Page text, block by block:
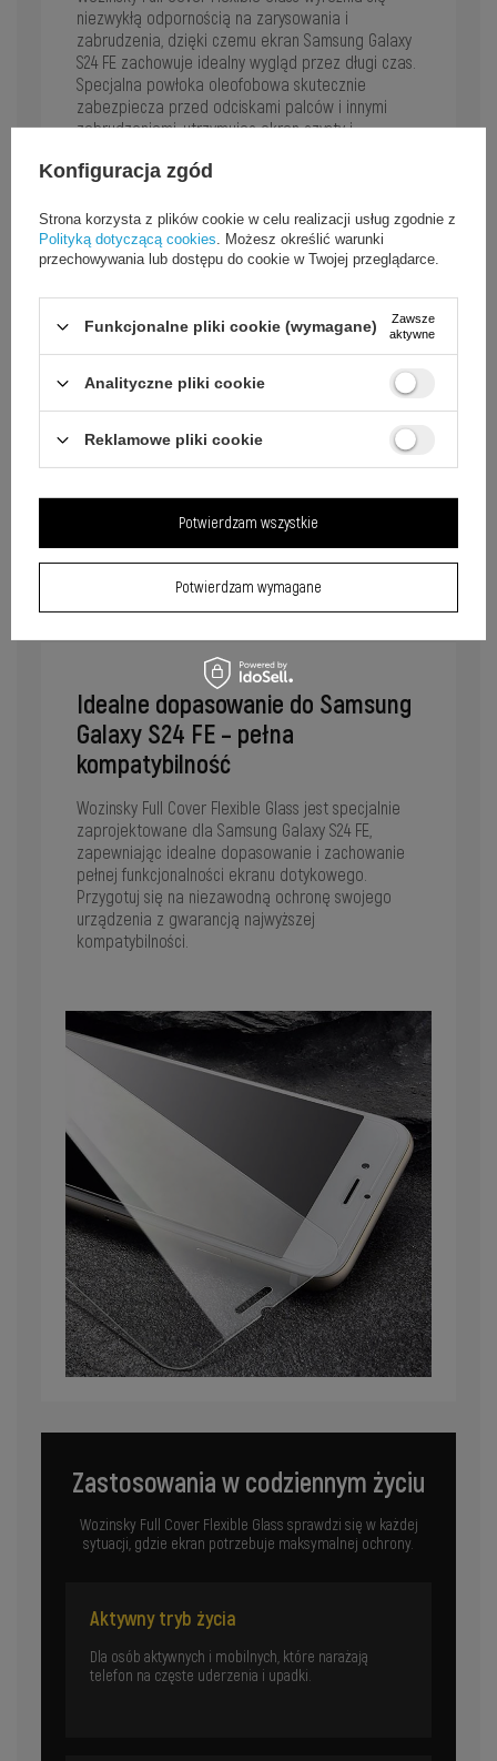
niezwykłą odpornością na zarysowania i
zabrudzenia, dzięki czemu ekran Samsung Galaxy
S24 FE zachowuje idealny wygląd przez długi czas.
Specjalna powłoka oleofobowa skutecznie
zabezpiecza przed odciskami palców i innymi
zabrudzeniami, utrzymując ekran czysty i
Idealne dopasowanie do Samsung
Galaxy S24 FE – pełna
kompatybilność
Wozinsky Full Cover Flexible Glass jest specjalnie
zaprojektowane dla Samsung Galaxy S24 FE,
zapewniając idealne dopasowanie i zachowanie
pełnej funkcjonalności ekranu dotykowego.
Przygotuj się na niezawodną ochronę swojego
urządzenia z gwarancją najwyższej
kompatybilności.
Zastosowania w codziennym życiu
Wozinsky Full Cover Flexible Glass sprawdzi się w każdej
sytuacji, gdzie ekran potrzebuje maksymalnej ochrony.
Aktywny tryb życia
Dla osób aktywnych i mobilnych, które narażają
telefon na częste uderzenia i upadki.
Konfiguracja zgód
Strona korzysta z plików cookie w celu realizacji usług zgodnie z
Polityką dotyczącą cookies . Możesz określić warunki
przechowywania lub dostępu do cookie w Twojej przeglądarce.
Funkcjonalne pliki cookie (wymagane)
Zawsze
aktywne
Analityczne pliki cookie
Reklamowe pliki cookie
Potwierdzam wymagane
Potwierdzam wszystkie